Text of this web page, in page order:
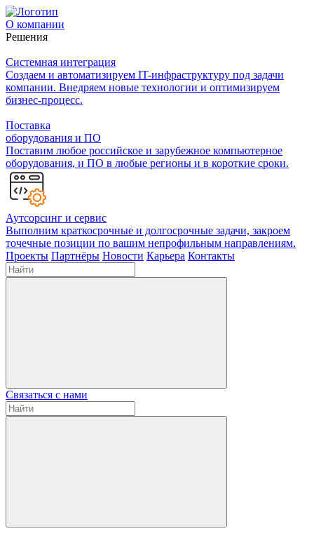
О компании
Решения
Системная интеграция
Создаем и автоматизируем IT-инфраструктуру под задачи
компании. Внедряем новые технологии и оптимизируем
бизнес-процесс.
Поставка
оборудования и ПО
Поставим любое российское и зарубежное компьютерное
оборудования, и ПО в любые регионы и в короткие сроки.
Аутсорсинг и сервис
Выполним краткосрочные и долгосрочные задачи, закроем
точечные позиции по вашим непрофильным направлениям.
Проекты Партнёры Новости Карьера Контакты
Связаться с нами